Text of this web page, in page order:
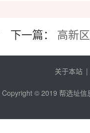
下一篇： 高新
关于本站 |
Copyright © 2019 帮选址